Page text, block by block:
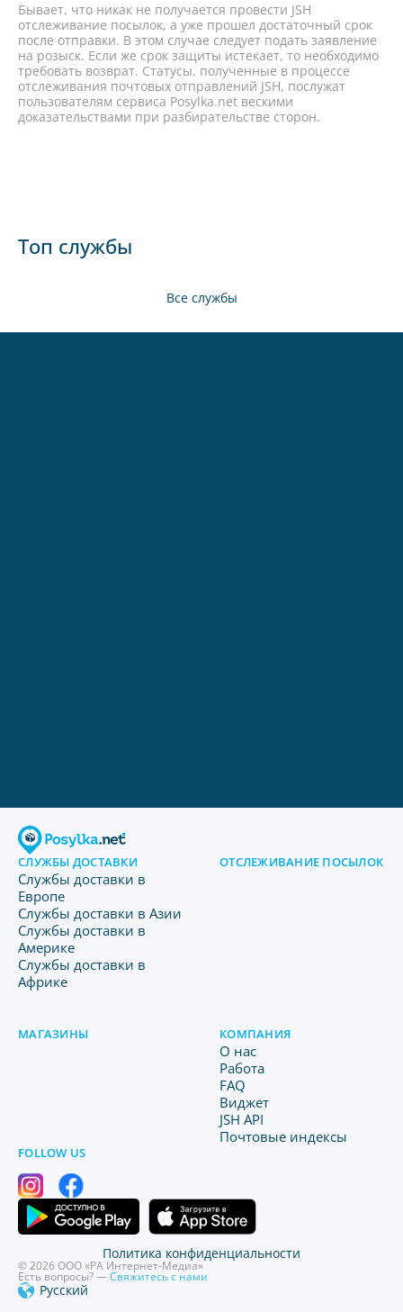
Топ службы
Все службы
Бывает, что никак не получается провести JSH
отслеживание посылок, а уже прошел достаточный срок
после отправки. В этом случае следует подать заявление
на розыск. Если же срок защиты истекает, то необходимо
требовать возврат. Статусы, полученные в процессе
отслеживания почтовых отправлений JSH, послужат
пользователям сервиса Posylka.net вескими
доказательствами при разбирательстве сторон.
СЛУЖБЫ ДОСТАВКИ
Службы доставки в
Европе
Службы доставки в Азии
Службы доставки в
Америке
Службы доставки в
Африке
ОТСЛЕЖИВАНИЕ ПОСЫЛОК
МАГАЗИНЫ КОМПАНИЯ
O нас
Работа
FAQ
Виджет
JSH API
Почтовые индексы
FOLLOW US
© 2026 ООО «РА Интернет-Медиа»
Есть вопросы? —Свяжитесь с нами
Русский
Политика конфиденциальности